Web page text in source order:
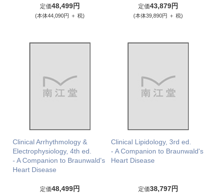
定価48,499円
(本体44,090円 ＋ 税)
定価43,879円
(本体39,890円 ＋ 税)
Clinical Arrhythmology &
Electrophysiology, 4th ed.
- A Companion to Braunwald's
Heart Disease
定価48,499円
Clinical Lipidology, 3rd ed.
- A Companion to Braunwald's
Heart Disease
定価38,797円